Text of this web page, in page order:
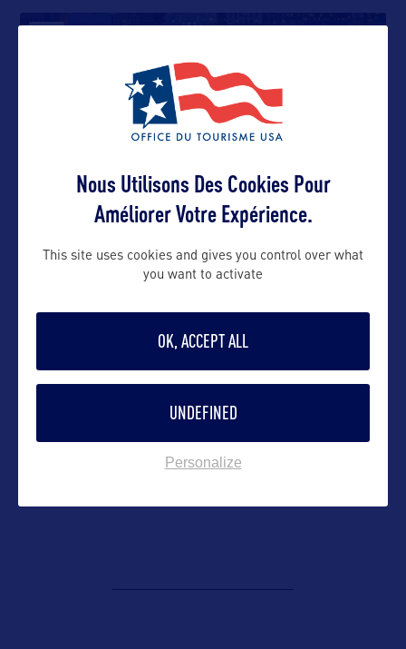
Wilmington
D’abord colonisée et fondée en 1638 par les
Suédois, qui la nommèrent logiquement
Lewes
ÉTAT
Nous Utilisons Des Cookies Pour
Améliorer Votre Expérience.
This site uses cookies and gives you control over what
you want to activate
OK, ACCEPT ALL
UNDEFINED
Personalize